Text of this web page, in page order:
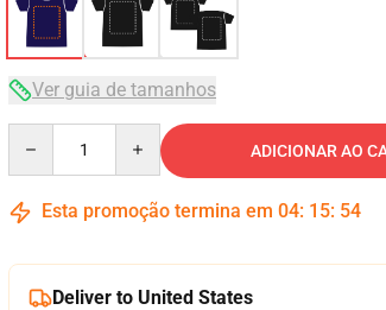
Ver guia de tamanhos
ADICIONAR AO
Esta promoção termina em 04: 15: 53
Deliver to United States